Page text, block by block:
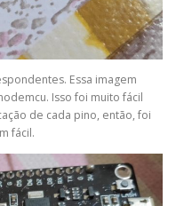
Essa imagem
Isso foi muito fácil
de cada pino, então, foi
fácil.